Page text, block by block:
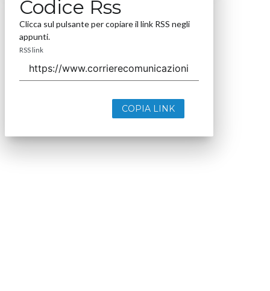
Codice Rss
Clicca sul pulsante per copiare il link RSS negli
appunti.
RSS link
COPIA LINK